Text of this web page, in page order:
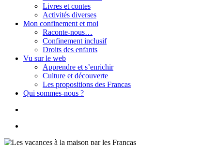
Livres et contes
Activités diverses
Mon confinement et moi
Raconte-nous…
Confinement inclusif
Droits des enfants
Vu sur le web
Apprendre et s’enrichir
Culture et découverte
Les propositions des Francas
Qui sommes-nous ?